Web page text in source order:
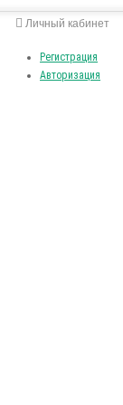
Личный кабинет
Регистрация
Авторизация